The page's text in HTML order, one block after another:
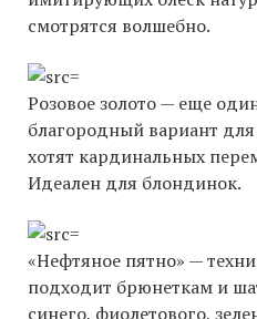
смотрятся волшебно.
Розовое золото — еще
благородный вариант
хотят кардинальных
Идеален для блондинок.
«Нефтяное пятно» —
подходит брюнеткам и
синего, фиолетового,